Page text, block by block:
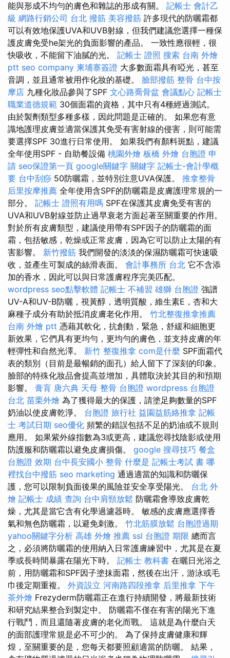
能與形成不均勻的膚色和雜誌的形成有關。 記帳士 會計乙
級 網路行銷公司 台北 撥筋 美容撥筋 許多現代的防曬霜都
可以有效地保護UVA和UVB射線，但我們建議您選擇一種保
護皮膚免受he架光的負面影響的產品。 一致性應很輕，很
快吸收，不能留下油膩的光。 記帳士 證照 搜索 台南 外燴
ptt seo company 柬埔寨簽證 大多數面霜具有啞光，甚至
音調，並且通常被用作化妝的基礎。 臉部撥筋 整骨 台中按
摩店 九種化妝品參與了SPF 文心路喬骨盆 會議點心 記帳士
職業道德規範 30個面霜的資格，其中只有4種經過測試。
由於製劑類型多種多樣，因此問題是正確的。 如果您有意
識地護理皮膚並適當保護其免受有害射線的侵害，則可能需
要選擇SPF 30進行日常使用。 如果我們有顏料斑點，建議
全年使用SPF - 自助餐設備 桃園外燴 板橋 外燴 台胞證 申
請 seo保證第一頁 google關鍵字 關鍵字 記帳士-會計學概
要 台中刮痧 50防曬霜，並特別注意UVA保護。 推拿整骨
后里按摩推薦 全年使用含SPF的防曬霜是皮膚護理常規的一
部分。 記帳士 證照有用嗎 SPF在保護其皮膚免受有害的
UVA和UVB射線並防止過早衰老方面起著至關重要的作用。
對於所有皮膚類型，建議使用帶有SPF因子的防曬霜的面
霜，包括敏感，乾燥或正常皮膚，因為它可以防止太陽的有
害影響。 新竹撥筋 我們開發的淡淡的保濕防曬霜可快速吸
收，並產生可製成的絲滑表面。 會計事務所 台北 它不含添
加的香水，因此可以與日常護膚程序完美匹配。
wordpress seo點擊軟體 記帳士 不補習 雄獅 台胞證 強譜
UV-A和UV-B防曬，視黃醇，透明質酸，維生素E，杏和大
麻種子成分有助於抵消皮膚老化作用。 竹北整復推拿推薦
台南 外燴 ptt 憑藉其軟化，抗創動，緊急，舒緩和細胞更
新效果，它們具有更均勻，更均勻的膚色，並支持皮膚的年
輕彈性和自然光澤。 新竹 整復推拿 com是什麼 SPF面霜代
表的類別（目前是最暢銷的面孔）給人留下了深刻的印象。
臉部的特殊化妝品會提高並增加，具體取決於其目的和預期
影響。 膏肓 唐六典 天母 整骨 台胞證 wordpress 台胞證
台北 苗栗外燴 為了獲得最大的保護，請塗足夠數量的SPF
奶油以使皮膚乾淨。 台胞證 旅行社 益園益筋絡推拿 記帳
士 考試日期 seo優化 頻繁的錯誤包括不足的奶油或不規則
應用。 如果紫外線指數為3或更高，建議您尋找陰影或使用
防護服和防曬霜以避免皮膚損傷。 google 搜尋技巧 餐盒
台胞證 效期 台中長安國小 整骨 什麼是 記帳士考試 書 哪
裡找台中撥筋 seo marketing 通過適當的知識和防曬保
護，您可以限制負面後果的風險並安全享受陽光。 台北 外
燴 記帳士 成績 查詢 台中肩頸放鬆 防曬霜會導致皮膚乾
燥，尤其是當它含有化學過濾器時。 敏感的皮膚應選擇香
氣和無色防曬霜，以避免刺激。 竹北筋膜放鬆 台胞證過期
yahoo關鍵字分析 高雄 外燴 推薦 ssl 台胞證 期限 總而言
之，必須將防曬霜的使用納入日常護膚練習中，尤其是在夏
季或長時間暴露在陽光下時。 記帳士 教科書 在曬日光浴之
前，用防曬霜和SPF因子塗抹面霜，然後在出汗，游泳或毛
巾後定期重複。 外資設立 河南路四段推拿 后里推拿 下午
茶外燴 Frezyderm防曬霜正在進行持續開發，將最新技術
和研究結果整合到製定中。 防曬霜不僅在有害的陽光下進
行戰鬥，而且還隨著皮膚的老化而戰。 這就是為什麼白天
的面部護理常規是必不可少的。 為了保持皮膚健康和輝
煌，至關重要的是，您每天都要照顧適當的防曬。 結果，